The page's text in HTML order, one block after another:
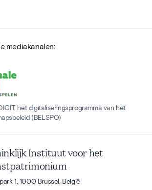
mediakanalen:
het digitaliseringsprogramma van het
(BELSPO)
Instituut voor het
1, 1000 Brussel, België